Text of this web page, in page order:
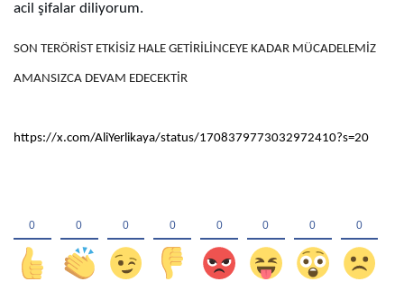
acil şifalar diliyorum.
SON TERÖRİST ETKİSİZ HALE GETİRİLİNCEYE KADAR MÜCADELEMİZ
AMANSIZCA DEVAM EDECEKTİR
https://x.com/AliYerlikaya/status/1708379773032972410?s=20